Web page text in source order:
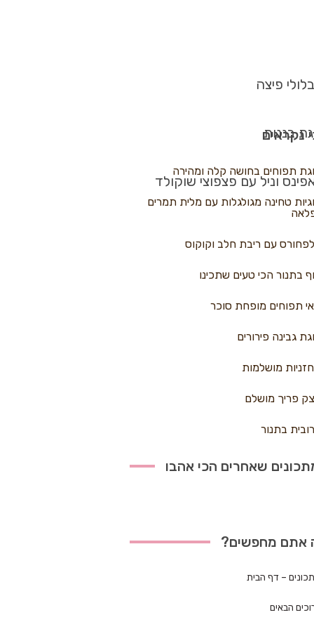
פיצה
בננות
וניל עם פצפוצי שוקולד
נקראים
תפוחים בחושה קלה ומהירה
טחינה מגולגלות עם מלית תמרים
עם ריבת חלב וקוקוס
בתנור הכי טעים שתכינו
תפוחים מופחת סוכר
גבינה פירורים
מושלמות
פריך מושלם
בתנור
שאחרים הכי אהבו
אתם מחפשים?
– דף הבית
הבאים